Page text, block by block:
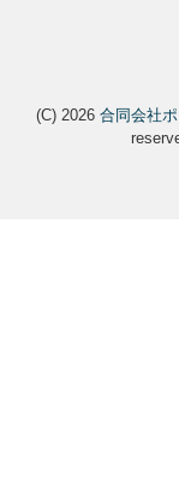
(C) 2026 合同会社